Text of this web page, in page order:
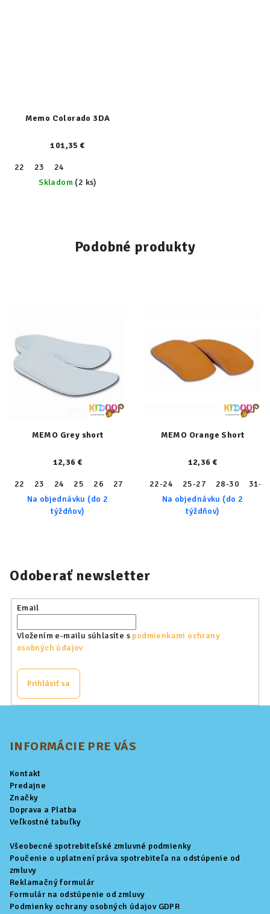
Memo Colorado 3DA
101,35 €
22 23
24
Skladom (2 ks)
Podobné produkty
MEMO Grey short
12,36 €
22 23 24 25 26 27 29 31 32 33
34
Na objednávku (do 2
týždňov)
MEMO Orange Short
12,36 €
22-24 25-27 28-30
31-
Na objednávku (do 2
týždňov)
Odoberať newsletter
Email
Vložením e-mailu súhlasíte s podmienkami ochrany
osobných údajov
Prihlásiť sa
INFORMÁCIE PRE VÁS
Kontakt
Predajne
Značky
Doprava a Platba
Veľkostné tabuľky
Všeobecné spotrebiteľské zmluvné podmienky
Poučenie o uplatnení práva spotrebiteľa na odstúpenie od
zmluvy
Reklamačný formulár
Formulár na odstúpenie od zmluvy
Podmienky ochrany osobných údajov GDPR